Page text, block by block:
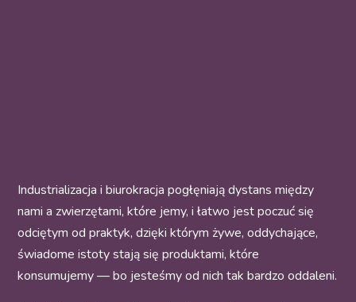
Industrializacja i biurokracja pogłęniają dystans między
nami a zwierzętami, które jemy, i łatwo jest poczuć się
odciętym od praktyk, dzięki którym żywe, oddychające,
świadome istoty stają się produktami, które
konsumujemy — bo jesteśmy od nich tak bardzo oddaleni.